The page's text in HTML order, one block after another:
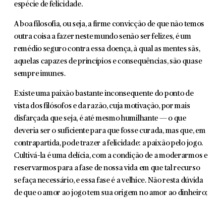
espécie de felicidade.
A boa filosofia, ou seja, a firme convicção de que não temos
outra coisa a fazer neste mundo senão ser felizes, é um
remédio seguro contra essa doença, à qual as mentes sãs,
aquelas capazes de princípios e consequências, são quase
sempre imunes.
Existe uma paixão bastante inconsequente do ponto de
vista dos filósofos e da razão, cuja motivação, por mais
disfarçada que seja, é até mesmo humi­lhante — o que
deveria ser o suficiente para que fosse curada, mas que, em
contrapartida, pode trazer a felicidade: a paixão pelo jogo.
Cultivá-la é uma delícia, com a condição de a moderarmos e
reservarmos para a fase de nossa vida em que tal recurso
se faça necessário, e essa fase é a velhice. Não resta dúvida
de que o amor ao jogo tem sua origem no amor ao dinheiro;